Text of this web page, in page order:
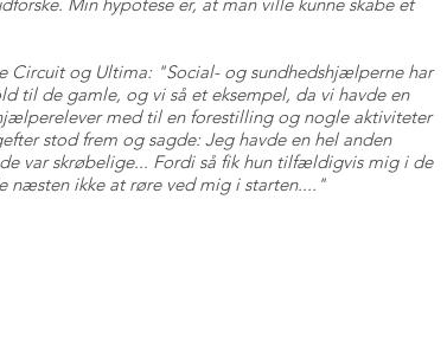
Circuit og Ultima: "Social- og sundhedshjælperne har
til de gamle, og vi så et eksempel, da vi havde en
med til en forestilling og nogle aktiviteter
stod frem og sagde: Jeg havde en hel anden
var skrøbelige... Fordi så fik hun tilfældigvis mig i de
næsten ikke at røre ved mig i starten...."